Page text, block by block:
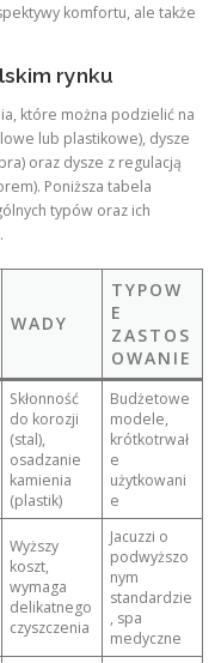
komfortu, ale także
rynku
które można podzielić na
lub plastikowe), dysze
oraz dysze z regulacją
Poniższa tabela
typów oraz ich
WADY
TYPOW
E
ZASTOS
OWANIE
Skłonność
do korozji
(stal),
osadzanie
kamienia
(plastik)
Budżetowe
modele,
krótkotrwał
e
użytkowani
e
Wyższy
koszt,
wymaga
delikatnego
czyszczenia
Jacuzzi o
podwyższo
nym
standardzie
, spa
medyczne